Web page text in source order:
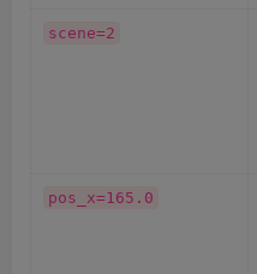
scene=2
pos_x=165.0